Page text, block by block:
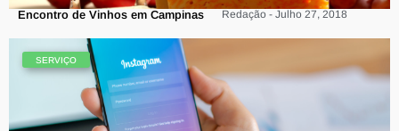
Encontro de Vinhos em Campinas Redação - Julho 27, 2018
SERVIÇO